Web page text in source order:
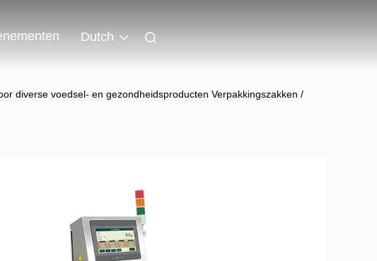
Dutch
diverse voedsel- en gezondheidsproducten Verpakkingszakken /